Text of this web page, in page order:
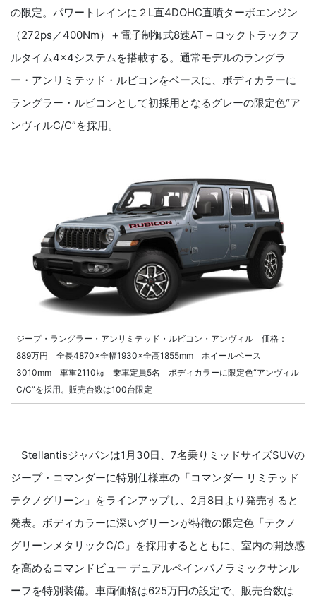
の限定。パワートレインに２L直4DOHC直噴ターボエンジン
（272ps／400Nm）＋電子制御式8速AT＋ロックトラックフ
ルタイム4×4システムを搭載する。通常モデルのラングラ
ー・アンリミテッド・ルビコンをベースに、ボディカラーに
ラングラー・ルビコンとして初採用となるグレーの限定色“ア
ンヴィルC/C”を採用。
ジープ・ラングラー・アンリミテッド・ルビコン・アンヴィル 価格：
889万円 全長4870×全幅1930×全高1855mm ホイールベース
3010mm 車重2110㎏ 乗車定員5名 ボディカラーに限定色“アンヴィル
C/C”を採用。販売台数は100台限定
Stellantisジャパンは1月30日、7名乗りミッドサイズSUVの
ジープ・コマンダーに特別仕様車の「コマンダー リミテッド
テクノグリーン」をラインアップし、2月8日より発売すると
発表。ボディカラーに深いグリーンが特徴の限定色「テクノ
グリーンメタリックC/C」を採用するとともに、室内の開放感
を高めるコマンドビュー デュアルペインパノラミックサンル
ーフを特別装備。車両価格は625万円の設定で、販売台数は